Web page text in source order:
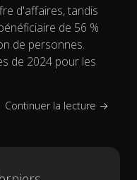
d'affaires, tandis
de 56 %
de personnes.
de 2024 pour les
Continuer la lecture →